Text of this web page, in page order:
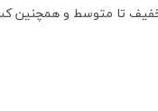
خفیف تا متوسط و همچنین